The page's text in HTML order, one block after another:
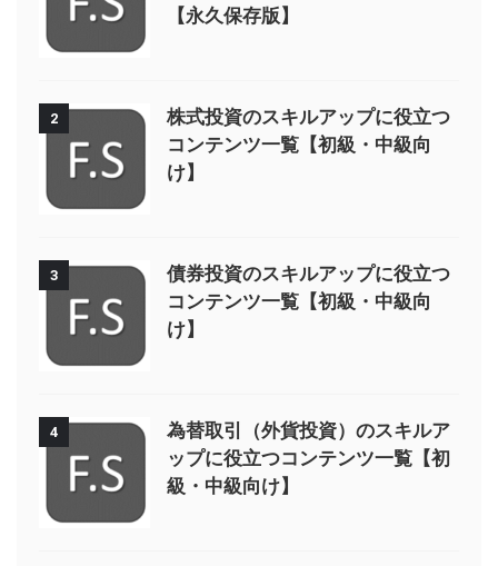
【永久保存版】
2
株式投資のスキルアップに役立つ
コンテンツ一覧【初級・中級向
け】
3
債券投資のスキルアップに役立つ
コンテンツ一覧【初級・中級向
け】
4
為替取引（外貨投資）のスキルア
ップに役立つコンテンツ一覧【初
級・中級向け】